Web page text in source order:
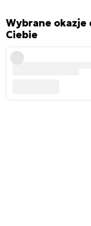
Wybrane okazje
Ciebie